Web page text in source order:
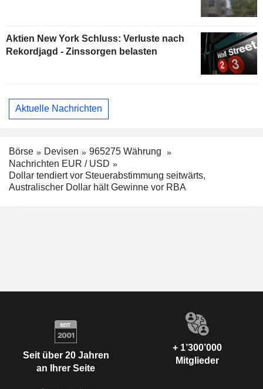
Aktien New York Schluss: Verluste nach
Rekordjagd - Zinssorgen belasten
Aktuelle Nachrichten
Börse Devisen
965275 Währung
Nachrichten EUR / USD
Dollar tendiert vor Steuerabstimmung seitwärts,
Australischer Dollar hält Gewinne vor RBA
Seit über 20 Jahren
an Ihrer Seite
+ 1’300’000
Mitglieder